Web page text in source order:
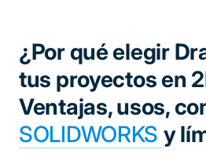
¿Por qué elegir
tus proyectos en
Ventajas, usos,
SOLIDWORKS y